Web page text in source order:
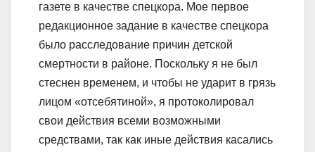
газете в качестве спецкора. Мое первое
редакционное задание в качестве спецкора
было расследование причин детской
смертности в районе. Поскольку я не был
стеснен временем, и чтобы не ударит в грязь
лицом «отсебятиной», я протоколировал
свои действия всеми возможными
средствами, так как иные действия касались